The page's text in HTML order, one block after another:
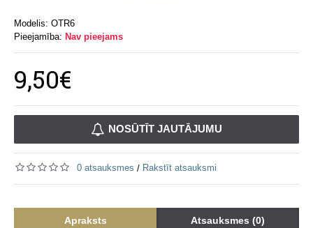
Modelis: OTR6
Pieejamība: Nav pieejams
9,50€
NOSŪTĪT JAUTĀJUMU
0 atsauksmes / Rakstīt atsauksmi
Apraksts Atsauksmes (0)